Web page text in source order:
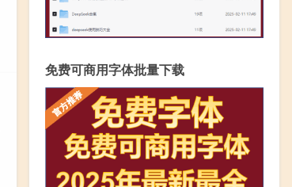
免费可商用字体批量下载